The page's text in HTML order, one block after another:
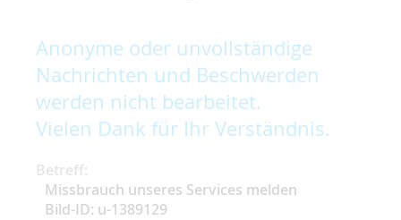
Anonyme oder unvollständige
Nachrichten und Beschwerden
werden nicht bearbeitet.
Vielen Dank für Ihr Verständnis.
Betreff:
Missbrauch unseres Services melden
Bild-ID: u-1389129